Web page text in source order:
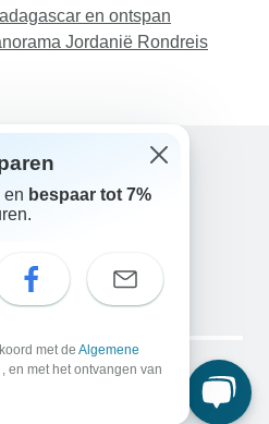
en ontspan
Jordanië Rondreis
voorbehouden.
Cookies
en bespaar tot 7%
met de Algemene
, en met het ontvangen van